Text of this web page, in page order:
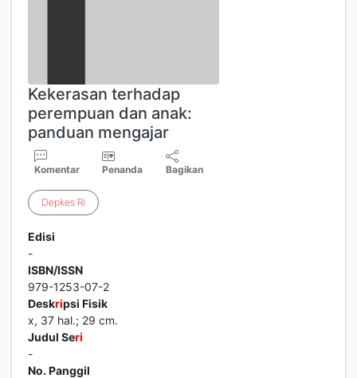
Kekerasan terhadap
perempuan dan anak:
panduan mengajar
Komentar Penanda Bagikan
Depkes RI
Edisi
-
ISBN/ISSN
979-1253-07-2
Deskripsi Fisik
x, 37 hal.; 29 cm.
Judul Seri
-
No. Panggil